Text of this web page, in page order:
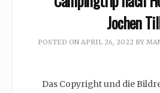
Jochen
POSTED ON APRIL 26, 2022BY
Das Copyright und die